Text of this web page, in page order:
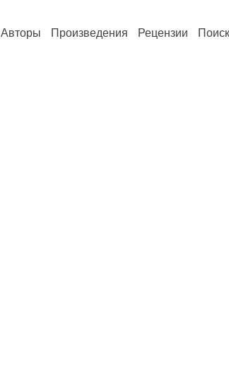
Авторы Произведения Рецензии Поиск